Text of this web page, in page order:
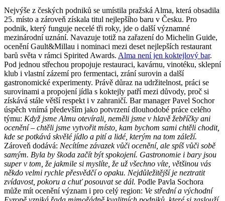
Nejvýše z českých podniků se umístila pražská Alma, která obsadila
25. místo a zároveň získala titul nejlepšího baru v Česku. Pro
podnik, který funguje necelé tři roky, jde o další významné
mezinárodní uznání. Navazuje totiž na zařazení do Michelin Guide,
ocenění Gault&Millau i nominaci mezi deset nejlepších restaurant
barů světa v rámci Spirited Awards. Alma není jen koktejlový bar.
Pod jednou střechou propojuje restauraci, kavárnu, vinotéku, sklepní
klub i vlastní zázemí pro fermentaci, zrání surovin a další
gastronomické experimenty. Právě důraz na udržitelnost, práci se
surovinami a propojení jídla s koktejly patří mezi důvody, proč si
získává stále větší respekt i v zahraničí. Bar manager Pavel Sochor
úspěch vnímá především jako potvrzení dlouhodobé práce celého
týmu: Když jsme Almu otevírali, neměli jsme v hlavě žebříčky ani
ocenění – chtěli jsme vytvořit místo, kam bychom sami chtěli chodit,
kde se potkává skvělé jídlo a pití a lidé, kterým na tom záleží.
Zároveň dodává: Necítíme závazek vůči ocenění, ale spíš vůči sobě
samým. Byla by škoda začít být spokojení. Gastronomie i bary jsou
super v tom, že jakmile si myslíte, že už všechno víte, většinou vás
někdo velmi rychle přesvědčí o opaku. Nejdůležitější je neztratit
zvídavost, pokoru a chuť posouvat se dál. Podle Pavla Sochora
může mít ocenění význam i pro celý region: Ve střední a východní